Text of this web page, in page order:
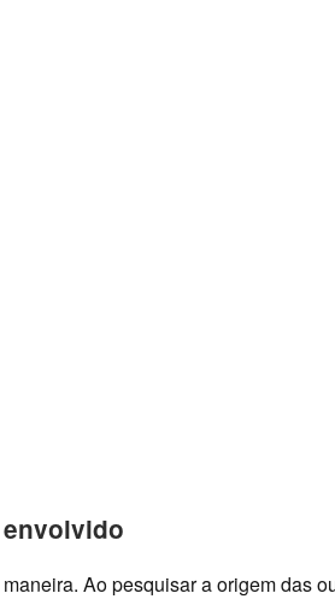
Ao pesquisar a origem das